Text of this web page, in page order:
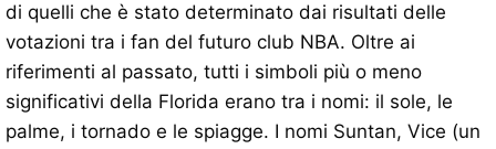
di quelli che è stato determinato dai risultati delle
votazioni tra i fan del futuro club NBA. Oltre ai
riferimenti al passato, tutti i simboli più o meno
significativi della Florida erano tra i nomi: il sole, le
palme, i tornado e le spiagge. I nomi Suntan, Vice (un